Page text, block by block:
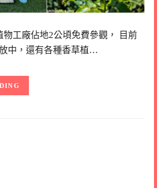
工廠佔地2公頃免費參觀， 目前
中，還有各種香草植…